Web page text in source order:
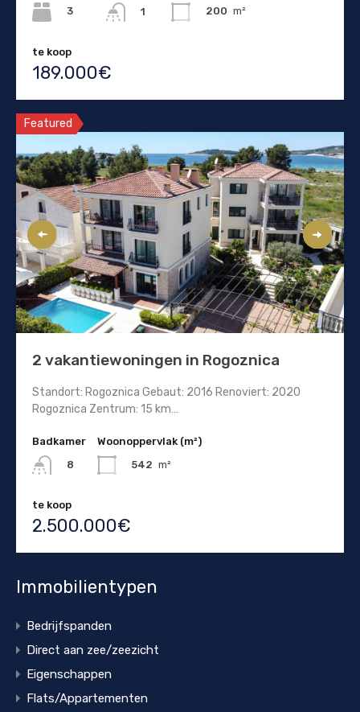
3
1
200 m²
te koop
189.000€
Featured
2 vakantiewoningen in Rogoznica
Standort: Rogoznica Gebaut: 2016 Renoviert: 2020
Rogoznica Zentrum: 15 km…
Badkamer
8
Woonoppervlak (m²)
542 m²
te koop
2.500.000€
Immobilientypen
Bedrijfspanden
Direct aan zee/zeezicht
Eigenschappen
Flats/Appartementen